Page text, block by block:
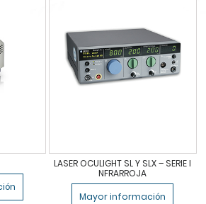
LASER OCULIGHT SL Y SLX – SERIE I
NFRARROJA
Mayor información